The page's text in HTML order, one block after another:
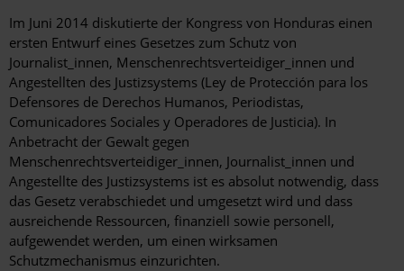
Im Juni 2014 diskutierte der Kongress von Honduras einen
ersten Entwurf eines Gesetzes zum Schutz von
Journalist_innen, Menschenrechtsverteidiger_innen und
Angestellten des Justizsystems (Ley de Protección para los
Defensores de Derechos Humanos, Periodistas,
Comunicadores Sociales y Operadores de Justicia). In
Anbetracht der Gewalt gegen
Menschenrechtsverteidiger_innen, Journalist_innen und
Angestellte des Justizsystems ist es absolut notwendig, dass
das Gesetz verabschiedet und umgesetzt wird und dass
ausreichende Ressourcen, finanziell sowie personell,
aufgewendet werden, um einen wirksamen
Schutzmechanismus einzurichten.